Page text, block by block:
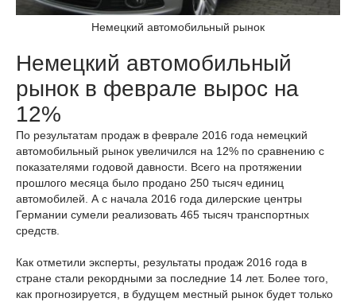
Немецкий автомобильный рынок
Немецкий автомобильный
рынок в феврале вырос на
12%
По результатам продаж в феврале 2016 года немецкий
автомобильный рынок увеличился на 12% по сравнению с
показателями годовой давности. Всего на протяжении
прошлого месяца было продано 250 тысяч единиц
автомобилей. А с начала 2016 года дилерские центры
Германии сумели реализовать 465 тысяч транспортных
средств.
Как отметили эксперты, результаты продаж 2016 года в
стране стали рекордными за последние 14 лет. Более того,
как прогнозируется, в будущем местный рынок будет только